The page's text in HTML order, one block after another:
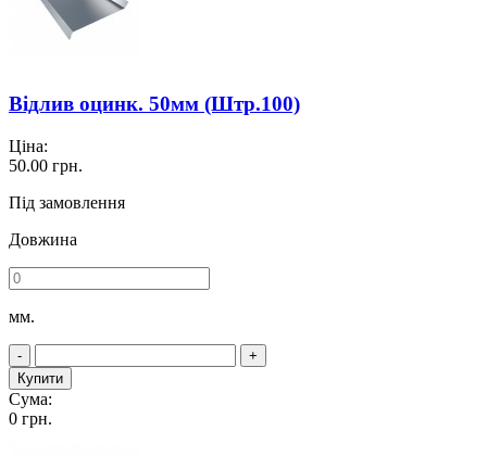
Відлив оцинк. 50мм (Штр.100)
Ціна:
50.00 грн.
Під замовлення
Довжина
мм.
-
+
Купити
Сума:
0 грн.